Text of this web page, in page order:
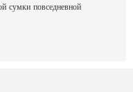
сумки повседневной